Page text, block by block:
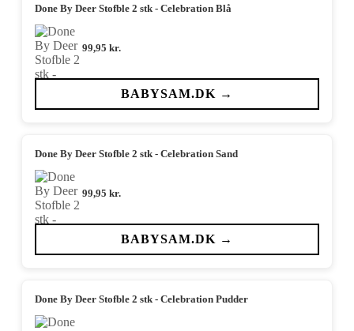
Done By Deer Stofble 2 stk - Celebration Blå
99,95 kr.
BABYSAM.DK →
Done By Deer Stofble 2 stk - Celebration Sand
99,95 kr.
BABYSAM.DK →
Done By Deer Stofble 2 stk - Celebration Pudder